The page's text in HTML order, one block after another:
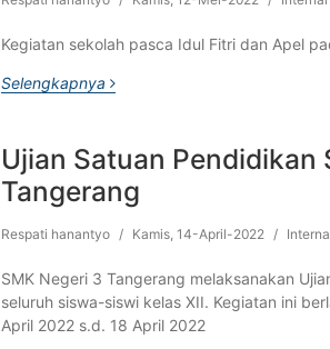
Kegiatan sekolah pasca Idul Fitri dan Apel
Selengkapnya
Ujian Satuan Pendidikan
Tangerang
Respati hanantyo / Kamis, 14-April-2022 /
SMK Negeri 3 Tangerang melaksanakan
seluruh siswa-siswi kelas XII. Kegiatan ini
April 2022 s.d. 18 April 2022